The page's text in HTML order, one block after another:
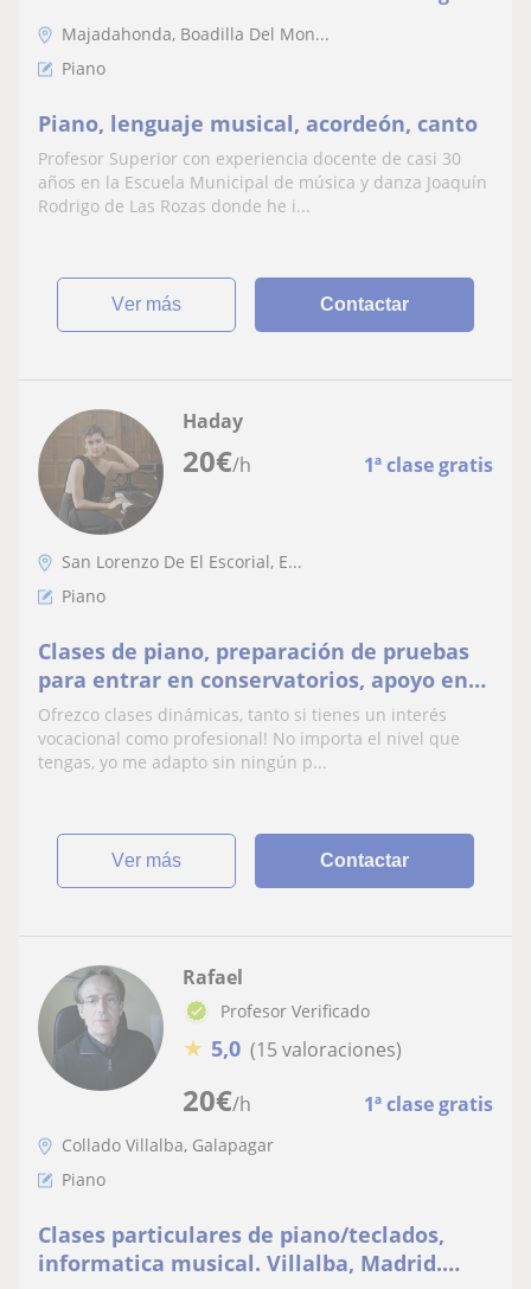
Majadahonda, Boadilla Del Mon...
Piano
Piano, lenguaje musical, acordeón, canto
Profesor Superior con experiencia docente de casi 30
años en la Escuela Municipal de música y danza Joaquín
Rodrigo de Las Rozas donde he i...
ver más Contactar
20€/h 1ª clase gratis
Haday
San Lorenzo De El Escorial, E...
Piano
Clases de piano, preparación de pruebas
para entrar en conservatorios, apoyo en
materias de música
Ofrezco clases dinámicas, tanto si tienes un interés
vocacional como profesional! No importa el nivel que
tengas, yo me adapto sin ningún p...
ver más Contactar
20€/h 1ª clase gratis
Rafael
Profesor Verificado
★ 5,0 (15 valoraciones)
Collado Villalba, Galapagar
Piano
Clases particulares de piano/teclados,
informatica musical. Villalba, Madrid.